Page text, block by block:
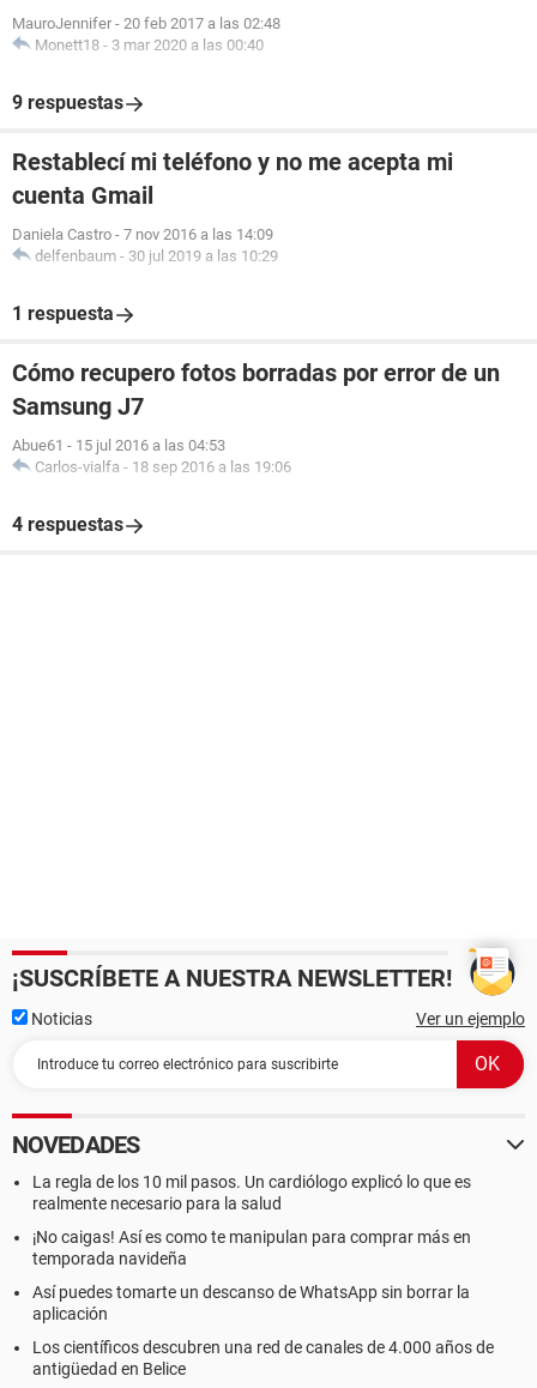
MauroJennifer - 20 feb 2017 a las 02:48
Monett18 - 3 mar 2020 a las 00:40
9 respuestas
Restablecí mi teléfono y no me acepta mi
cuenta Gmail
Daniela Castro - 7 nov 2016 a las 14:09
delfenbaum - 30 jul 2019 a las 10:29
1 respuesta
Cómo recupero fotos borradas por error de un
Samsung J7
Abue61 - 15 jul 2016 a las 04:53
Carlos-vialfa - 18 sep 2016 a las 19:06
4 respuestas
¡SUSCRÍBETE A NUESTRA NEWSLETTER!
Noticias Ver un ejemplo
NOVEDADES
La regla de los 10 mil pasos. Un cardiólogo explicó lo que es
realmente necesario para la salud
¡No caigas! Así es como te manipulan para comprar más en
temporada navideña
Así puedes tomarte un descanso de WhatsApp sin borrar la
aplicación
Los científicos descubren una red de canales de 4.000 años de
antigüedad en Belice